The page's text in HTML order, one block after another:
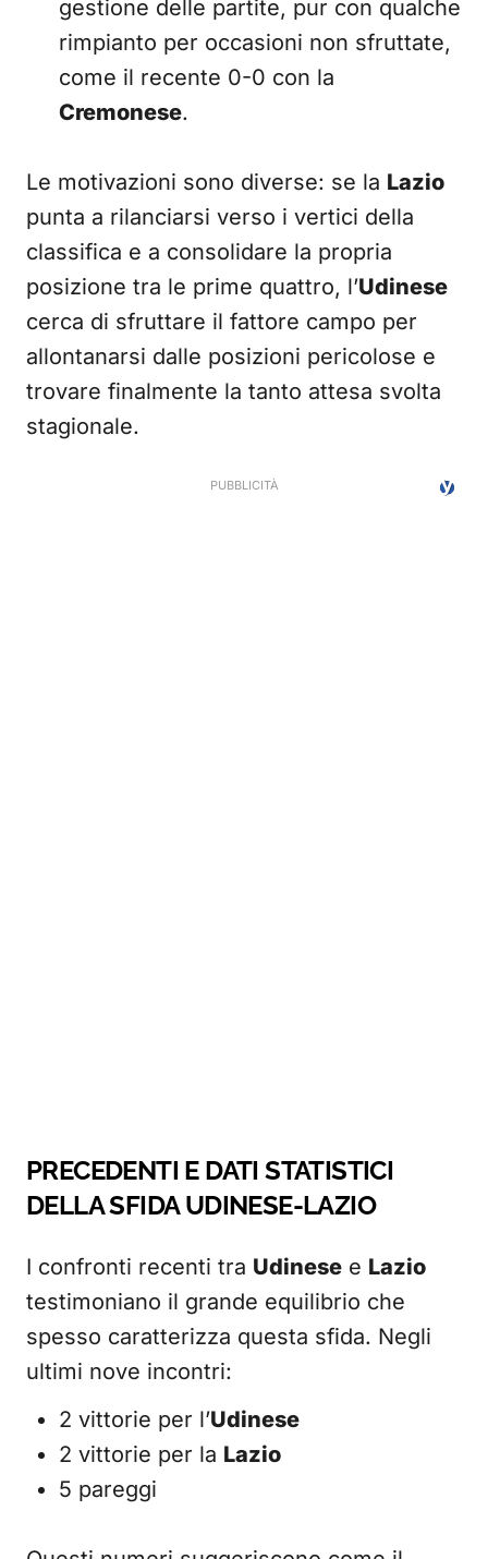
gestione delle partite, pur con qualche
rimpianto per occasioni non sfruttate,
come il recente 0-0 con la
Cremonese.
Le motivazioni sono diverse: se la Lazio
punta a rilanciarsi verso i vertici della
classifica e a consolidare la propria
posizione tra le prime quattro, l’Udinese
cerca di sfruttare il fattore campo per
allontanarsi dalle posizioni pericolose e
trovare finalmente la tanto attesa svolta
stagionale.
PRECEDENTI E DATI STATISTICI
DELLA SFIDA UDINESE-LAZIO
I confronti recenti tra Udinese e Lazio
testimoniano il grande equilibrio che
spesso caratterizza questa sfida. Negli
ultimi nove incontri:
2 vittorie per l’Udinese
2 vittorie per la Lazio
5 pareggi